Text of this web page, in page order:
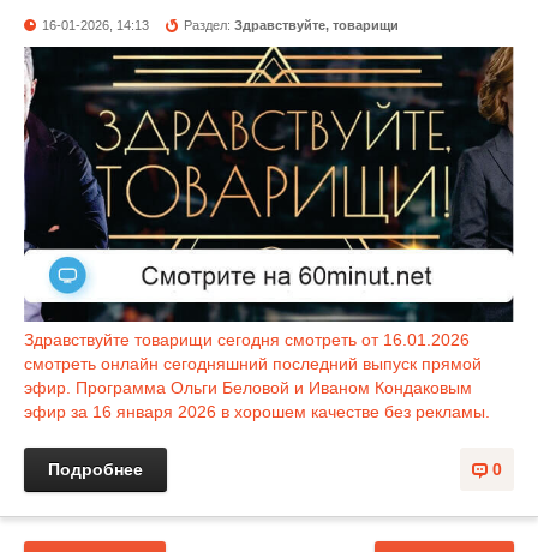
16-01-2026, 14:13 Раздел:Здравствуйте, товарищи
Здравствуйте товарищи сегодня смотреть от 16.01.2026
смотреть онлайн сегодняшний последний выпуск прямой
эфир. Программа Ольги Беловой и Иваном Кондаковым
эфир за 16 января 2026 в хорошем качестве без рекламы.
0
Подробнее